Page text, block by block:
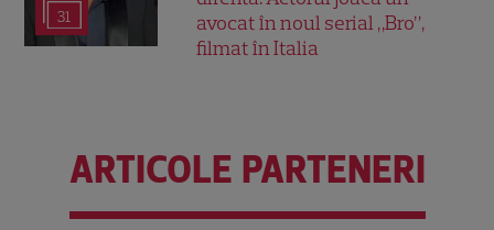
31
avocat în noul serial „Bro”,
filmat în Italia
ARTICOLE PARTENERI